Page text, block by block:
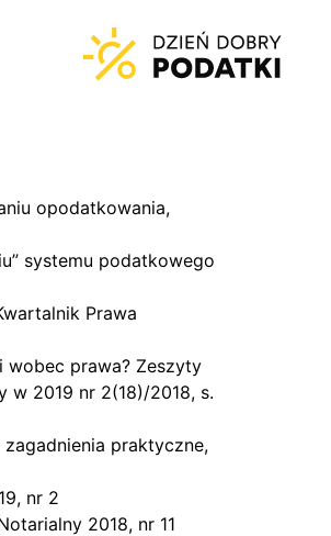
opodatkowania,
systemu podatkowego
Prawa
wobec prawa? Zeszyty
w 2019 nr 2(18)/2018, s.
praktyczne,
nr 2
2018, nr 11